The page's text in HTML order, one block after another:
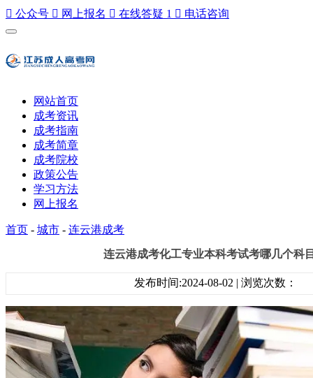
 公众号  网上报名  在线答疑 1  电话咨询
网站首页
成考资讯
成考指南
成考简章
成考院校
政策公告
学习方法
网上报名
首页 - 城市 - 连云港成考
连云港成考化工专业本科考试考哪几个科
发布时间:2024-08-02 | 浏览次数：